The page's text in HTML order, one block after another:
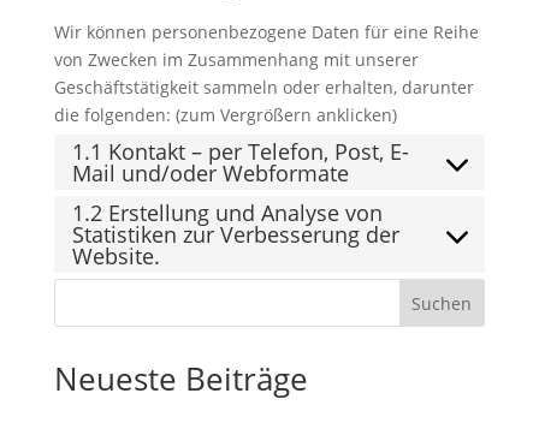
Wir können personenbezogene Daten für eine Reihe
von Zwecken im Zusammenhang mit unserer
Geschäftstätigkeit sammeln oder erhalten, darunter
die folgenden: (zum Vergrößern anklicken)
1.1 Kontakt – per Telefon, Post, E-
Mail und/oder Webformate
1.2 Erstellung und Analyse von
Statistiken zur Verbesserung der
Website.
Suchen
Neueste Beiträge